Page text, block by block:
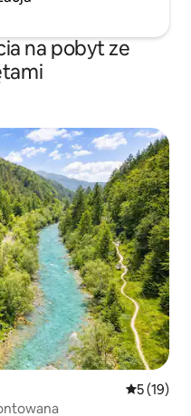
na pobyt ze
gości
Średnia
5 (19)